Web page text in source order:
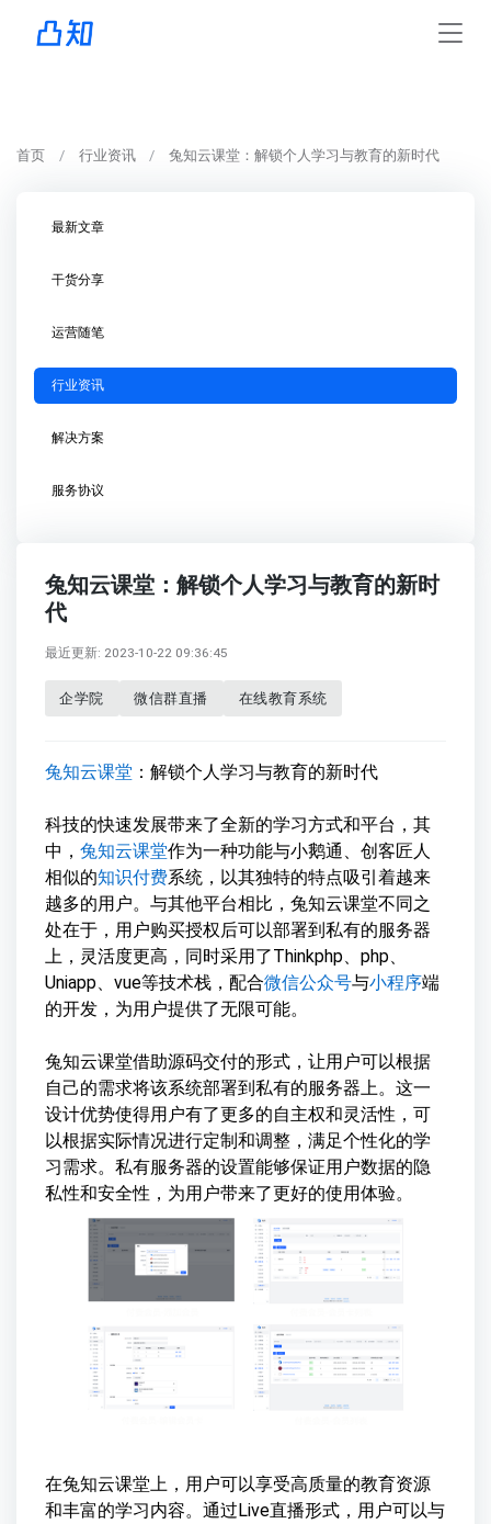
首页 行业资讯 兔知云课堂：解锁个人学习与教育的新时代
最新文章
干货分享
运营随笔
行业资讯
解决方案
服务协议
兔知云课堂：解锁个人学习与教育的新时
代
最近更新: 2023-10-22 09:36:45
企学院 微信群直播 在线教育系统
兔知云课堂 ：解锁个人学习与教育的新时代
科技的快速发展带来了全新的学习方式和平台，其
中， 兔知云课堂作为一种功能与小鹅通、创客匠人
相似的知识付费系统，以其独特的特点吸引着越来
越多的用户。与其他平台相比，兔知云课堂不同之
处在于，用户购买授权后可以部署到私有的服务器
上，灵活度更高，同时采用了Thinkphp、php、
Uniapp、vue等技术栈，配合微信公众号与小程序端
的开发，为用户提供了无限可能。
兔知云课堂借助源码交付的形式，让用户可以根据
自己的需求将该系统部署到私有的服务器上。这一
设计优势使得用户有了更多的自主权和灵活性，可
以根据实际情况进行定制和调整，满足个性化的学
习需求。私有服务器的设置能够保证用户数据的隐
私性和安全性，为用户带来了更好的使用体验。
在兔知云课堂上，用户可以享受高质量的教育资源
和丰富的学习内容。通过Live直播形式，用户可以与